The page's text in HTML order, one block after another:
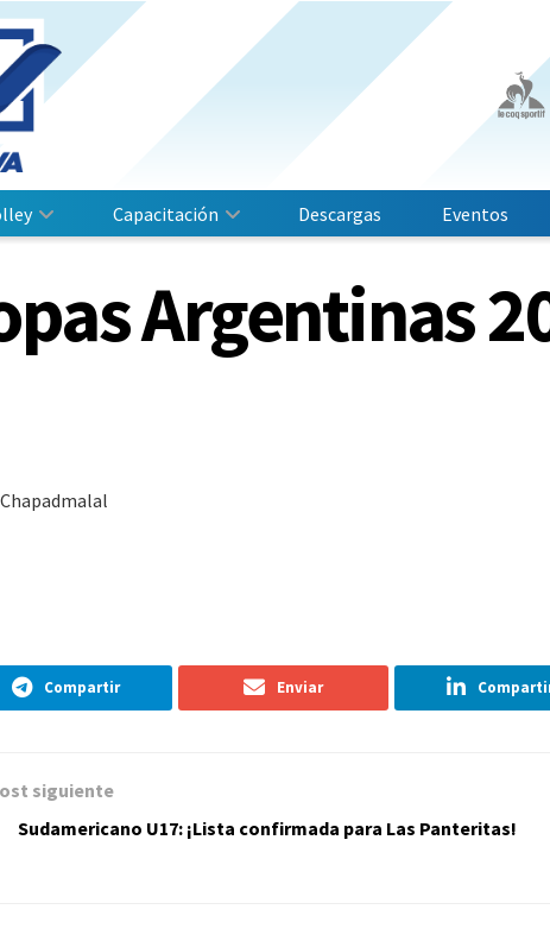
Capacitación Descargas Eventos
Argentinas
Compartir Enviar
siguiente
Sudamericano U17: ¡Lista confirmada para Las Panteritas!